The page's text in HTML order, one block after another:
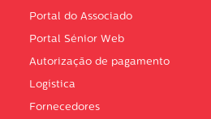
Portal do Associado
Portal Sénior Web
Autorização de pagamento
Logística
Fornecedores